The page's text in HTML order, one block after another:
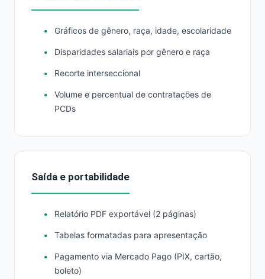
Gráficos de gênero, raça, idade, escolaridade
Disparidades salariais por gênero e raça
Recorte interseccional
Volume e percentual de contratações de
PCDs
Saída e portabilidade
Relatório PDF exportável (2 páginas)
Tabelas formatadas para apresentação
Pagamento via Mercado Pago (PIX, cartão,
boleto)